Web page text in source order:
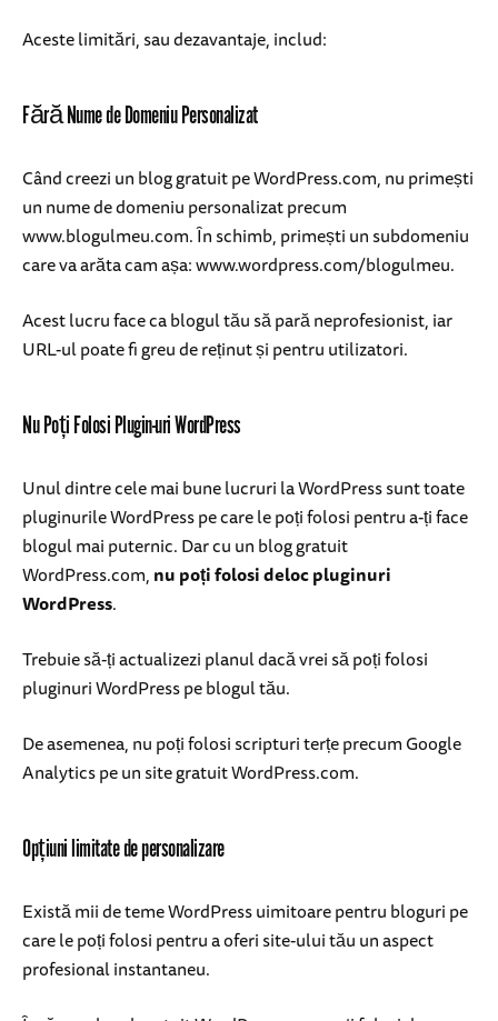
Aceste limitări, sau dezavantaje, includ:
Fără Nume de Domeniu Personalizat
Când creezi un blog gratuit pe WordPress.com, nu primești
un nume de domeniu personalizat precum
www.blogulmeu.com. În schimb, primești un subdomeniu
care va arăta cam așa: www.wordpress.com/blogulmeu.
Acest lucru face ca blogul tău să pară neprofesionist, iar
URL-ul poate fi greu de reținut și pentru utilizatori.
Nu Poți Folosi Plugin-uri WordPress
Unul dintre cele mai bune lucruri la WordPress sunt toate
pluginurile WordPress pe care le poți folosi pentru a-ți face
blogul mai puternic. Dar cu un blog gratuit
WordPress.com,nu poți folosi deloc pluginuri
WordPress.
Trebuie să-ți actualizezi planul dacă vrei să poți folosi
pluginuri WordPress pe blogul tău.
De asemenea, nu poți folosi scripturi terțe precum Google
Analytics pe un site gratuit WordPress.com.
Opțiuni limitate de personalizare
Există mii de teme WordPress uimitoare pentru bloguri pe
care le poți folosi pentru a oferi site-ului tău un aspect
profesional instantaneu.